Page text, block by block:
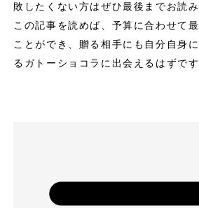
敗したくない方はぜひ最後までお読み
この記事を読めば、予算に合わせて
ことができ、贈る相手にも自分自身
るガトーショコラに出会えるはずです